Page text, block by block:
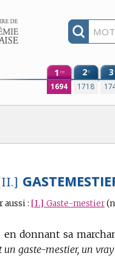
1 re
1694
2e
1718
3
aussi : [I.] Gaste-mestier
en donnant sa
un gaste-mestier, un